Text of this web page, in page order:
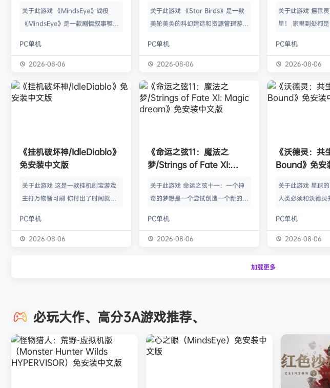
关于此游戏 《MindsEye》战役
《MindsEye》是一款剧情叙事驱动
背景设定在近未来沙漠城市红石城。
你将扮演雅各布·迪亚兹——一名退
体而饱受支离破碎的记忆困扰。在电
影化叙事的战役中，你将执行任务、
远不止红石城本身。 红石城 红石城
是…
PC单机
2026-08-06
关于此游戏 《Star Birds》是一款
美轮美奂的科幻建造和资源管理游
群繁盛起来。不论是熟知此类题材的
老手玩家，还是只想浅尝神游太空滋
的陪伴。什么，你说是因为鸟群没了
你，就立马出乱子？哎呀呀，这也只
是其中一个原因而已啦。 扫描附近
是某些未知之物。建造生产设施，以
便开采资…
PC单机
2026-08-06
关于此游戏 摇鼠
星！ 家里到处都
灭所有不速之客！
剩下的交给摇鼠灵
摸丢死老鼠！ 有
在掌握！把那只老
恼瞬间无影无踪。
灵™？ 轻松…
PC单机
2026-08-06
《挂机破坏神/IdleDiablo》
免安装中文版
关于此游戏 这是一款挂机刷宝游戏
主打万物皆可刷 你付出了时间就必
独属于你的强大构筑 装备获取 游戏
中的[装备][技能][护身符]主要通过
每个大型章节有若干小关卡。 难度
可分为：…
PC单机
2026-08-06
《命运之弦11：魔法之
梦/Strings of Fate XI:
版
关于此游戏 命运之弦十一：一个神
奇的梦想是一个尝试创造一个新的幻
虚幻引擎的帮助下，使用已经熟悉的
图形技术和机制以丰富多彩的方式呈
组由命运聚集的五个角色来完成一项
伟大的使命-从古老的邪恶中拯救地
球！ 一个古老…
PC单机
2026-08-06
《沃德灵：
Bound》免安
关于此游戏 星球的
人类必须和沃德灵
生物学家，与被称
神经链接。不断孵
挡、反击等技能
PC单机
2026-08-06
加载更多
必玩大作、高分3A游戏推荐、